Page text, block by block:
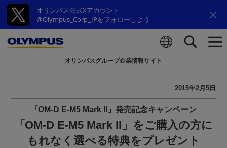
オリンパス公式Xアカウント
@Olympus_Corp_JPをフォローしよう
オリンパスグループ企業情報サイト
2015年2月5日
「OM-D E-M5 Mark II」発売記念キャンペーン
「OM-D E-M5 Mark II」をご購入の方に
もれなく選べる特典をプレゼント